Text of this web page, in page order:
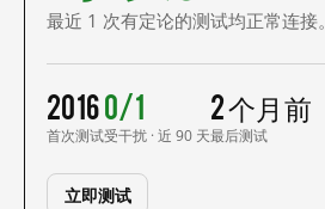
最近 1 次有定论的测试均正常连接。
2016
首次测试
0/1
受干扰 · 近 90 天
2 个月前
最后测试
立即测试